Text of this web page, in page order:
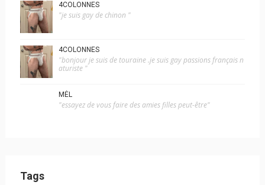
4COLONNES
"je suis gay de chinon "
4COLONNES
"bonjour je suis de touraine .je suis gay passions français n
aturiste "
MÉL
"essayez de vous faire des amies filles peut-être"
Tags